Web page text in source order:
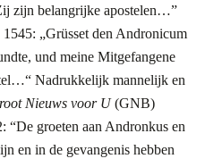
zijn belangrijke apostelen…”
„Grüsset den Andronicum
und meine Mitgefangene
Nadrukkelijk mannelijk en
Nieuws voor U(GNB)
“De groeten aan Andronkus en
en in de gevangenis hebben